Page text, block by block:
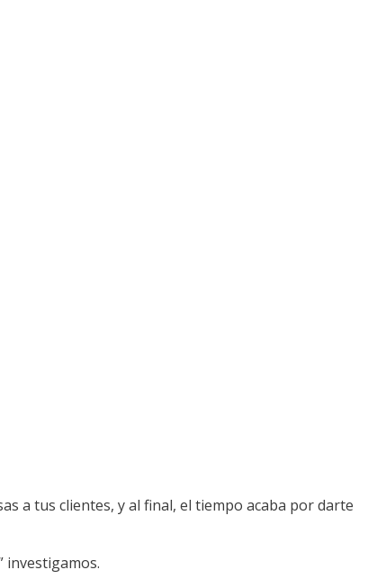
a tus clientes, y al final, el tiempo acaba por darte
investigamos.